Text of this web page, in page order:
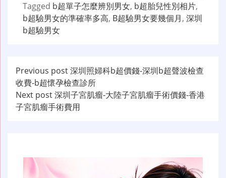
Tagged b超單子怎麼辨別男女, b超胎兒性別相片,
b超驗男女的準確率多高, B超驗男女要幾個月, 深圳
b超驗男女
文
章
导
Previous post深圳照婦科b超價錢-深圳b超聲波檢查
收費-b超懷孕檢查診所
Next post深圳子宮肌瘤-大陸子宮肌瘤手術價錢-香港
子宮肌瘤手術費用